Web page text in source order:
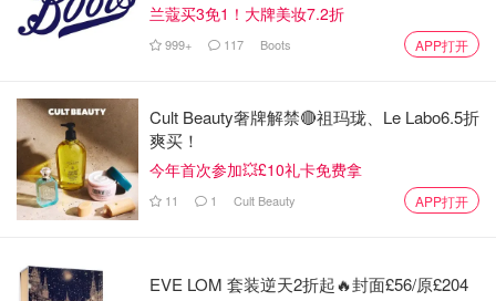
兰蔻买3免1！大牌美妆7.2折
999+ 117 Boots APP打开
Cult Beauty奢牌解禁🔴祖玛珑、Le Labo6.5折
爽买！
今年首次参加💥£10礼卡免费拿
11 1 Cult Beauty APP打开
EVE LOM 套装逆天2折起🔥封面£56/原£204